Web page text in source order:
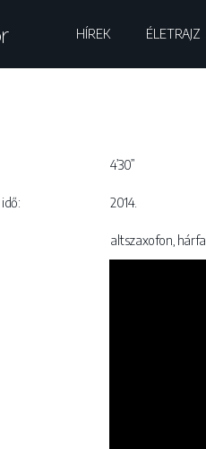
HÍREK ÉLETRAJZ
4’30”
2014.
altszaxofon, hárfa